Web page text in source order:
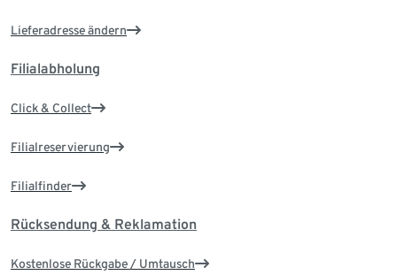
Lieferadresse ändern
Filialabholung
Click & Collect
Filialreservierung
Filialfinder
Rücksendung & Reklamation
Kostenlose Rückgabe / Umtausch